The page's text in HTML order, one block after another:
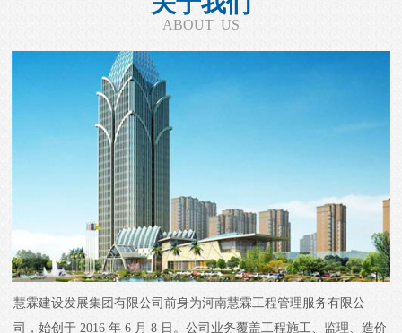
ABOUT US
慧霖建设发展集团有限公司前身为河南慧霖工程管理服务有限公
司，始创于 2016 年 6 月 8 日。公司业务覆盖工程施工、监理、造价